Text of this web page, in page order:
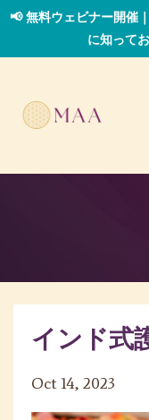
📢 無料ウェビナー開催
に知って
インド式
Oct 14, 2023